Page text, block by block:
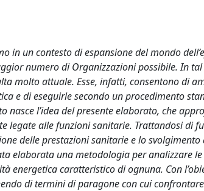
in un contesto di espansione del mondo
numero di Organizzazioni possibile. In
molto attuale. Esse, infatti, consentono di
e di eseguirle secondo un procedimento
nasce l’idea del presente elaborato, che
legate alle funzioni sanitarie. Trattandosi
delle prestazioni sanitarie e lo
elaborata una metodologia per analizzare
energetica caratteristico di ognuna. Con
di termini di paragone con cui